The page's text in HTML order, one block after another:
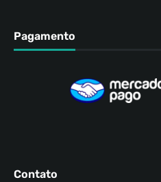
Pagamento
Contato